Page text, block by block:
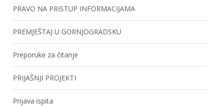
PRAVO NA PRISTUP INFORMACIJAMA
PREMJEŠTAJ U GORNJOGRADSKU
Preporuke za čitanje
PRIJAŠNJI PROJEKTI
Prijava ispita